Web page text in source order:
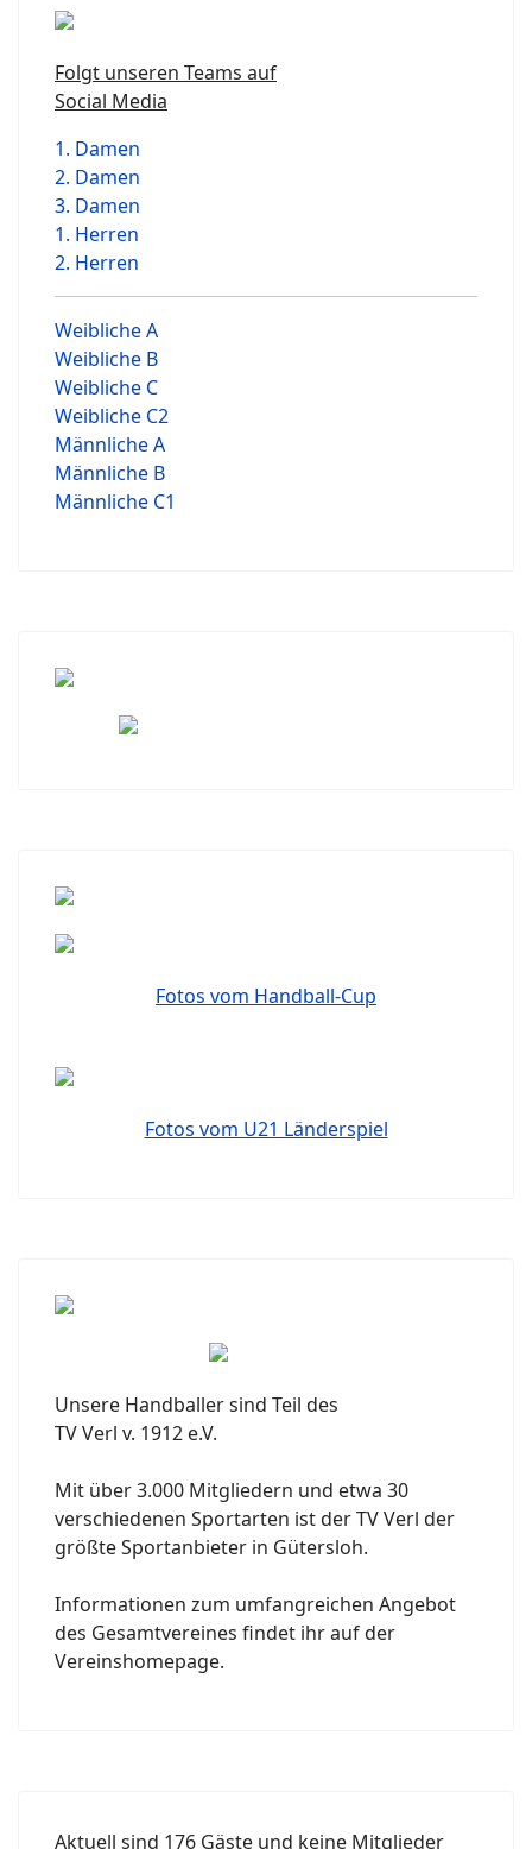
Folgt unseren Teams auf
Social Media
1. Damen
2. Damen
3. Damen
1. Herren
2. Herren
Weibliche A
Weibliche B
Weibliche C
Weibliche C2
Männliche A
Männliche B
Männliche C1
Fotos vom Handball-Cup
Fotos vom U21 Länderspiel
Unsere Handballer sind Teil des
TV Verl v. 1912 e.V.
Mit über 3.000 Mitgliedern und etwa 30
verschiedenen Sportarten ist der TV Verl der
größte Sportanbieter in Gütersloh.
Informationen zum umfangreichen Angebot
des Gesamtvereines findet ihr auf der
Vereinshomepage.
Aktuell sind 176 Gäste und keine Mitglieder